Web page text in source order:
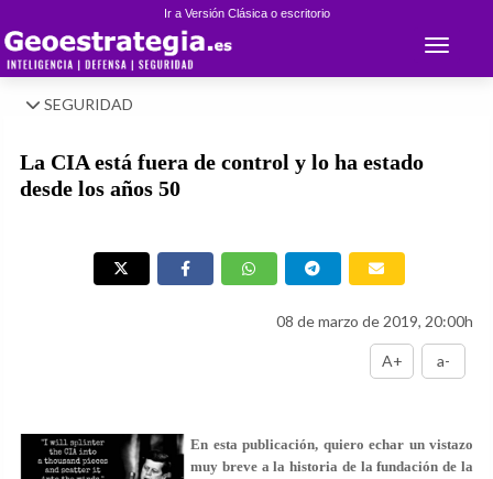
Ir a Versión Clásica o escritorio
Toggle
SEGURIDAD
La CIA está fuera de control y lo ha estado
desde los años 50
08 de marzo de 2019, 20:00h
A+ a-
En esta publicación, quiero echar un vistazo
muy breve a la historia de la fundación de la